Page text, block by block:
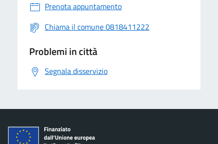
Prenota appuntamento
Chiama il comune 0818411222
Problemi in città
Segnala disservizio